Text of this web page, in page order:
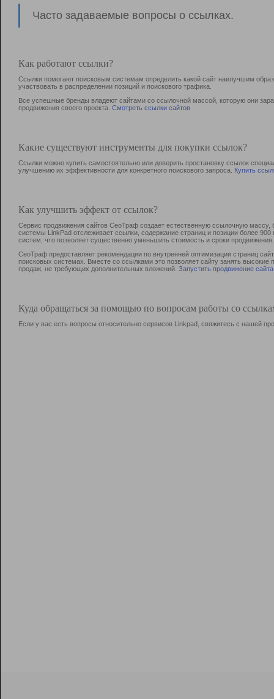
Часто задаваемые вопросы о ссылках.
Как работают ссылки?
Ссылки помогают поисковым системам определить какой сайт наилучшим
участвовать в раcпределении позиций и поискового трафика.
Все успешные бренды владеют сайтами со ссылочной массой, которую они
продвижения своего проекта. Смотреть ссылки сайтов
Какие существуют инструменты для покупки ссылок?
Ссылки можно купить самостоятельно или доверить простановку ссылок
улучшению их эффективности для конкретного поискового запроса. Купить
Как улучшить эффект от ссылок?
Сервис продвижения сайтов СеоТраф создает естественную ссылочную
системы LinkPad отслеживает ссылки, содержание страниц и позиции более
систем, что позволяет существенно уменьшить стоимость и сроки продвижения.
СеоТраф предоставляет рекомендации по внутренней оптимизации страниц
поисковых системах. Вместе со ссылками это позволяет сайту занять
продаж, не требующих дополнительных вложений. Запустить продвижение сайта
Куда обращаться за помощью по вопросам работы со
Если у вас есть вопросы относительно сервисов Linkpad, свяжитесь с нашей